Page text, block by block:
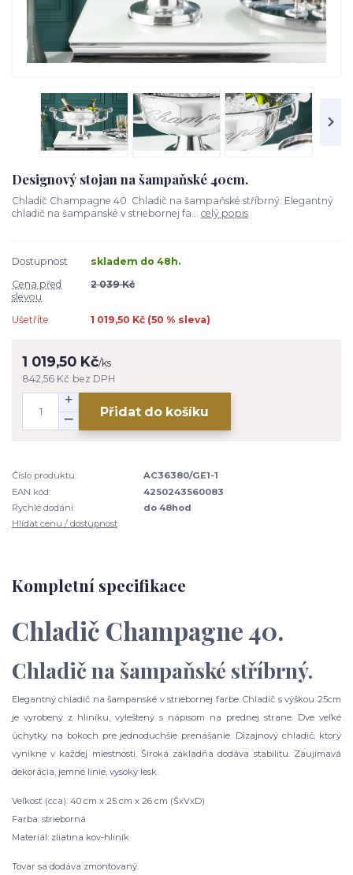
Designový stojan na šampaňské 40cm.
Chladič Champagne 40. Chladič na šampaňské stříbrný. Elegantný
chladič na šampanské v striebornej fa... celý popis
Dostupnost
skladem do 48h.
Cena před
slevou
2 039 Kč
Ušetříte 1 019,50 Kč (50 % sleva)
1 019,50 Kč/ks
842,56 Kč bez DPH
Přidat do košíku
Číslo produktu:
AC36380/GE1-1
EAN kód:
4250243560083
Rychlé dodání:
do 48hod
Hlídat cenu / dostupnost
Kompletní specifikace
Chladič Champagne 40.
Chladič na šampaňské stříbrný.
Elegantný chladič na šampanské v striebornej farbe. Chladič s výškou 25cm
je vyrobený z hliníku, vyleštený s nápisom na prednej strane. Dve veľké
úchytky na bokoch pre jednoduchšie prenášanie. Dizajnový chladič, ktorý
vynikne v každej miestnosti. Široká základňa dodáva stabilitu. Zaujímavá
dekorácia, jemné línie, vysoký lesk.
Veľkosť (cca): 40 cm x 25 cm x 26 cm (ŠxVxD)
Farba: strieborná
Materiál: zliatina kov-hliník
Tovar sa dodáva zmontovaný.